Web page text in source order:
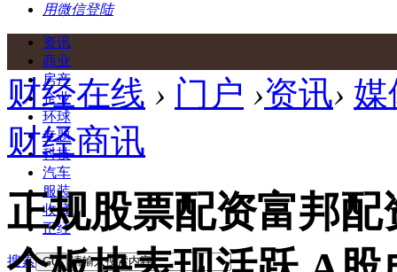
用微信登陆
资讯
商业
房产
企业
环球
专题
科技
汽车
服装
收藏
正经
搜索 GO
财经在线 › 门户 ›资讯› 媒
财经商讯
正规股票配资富邦